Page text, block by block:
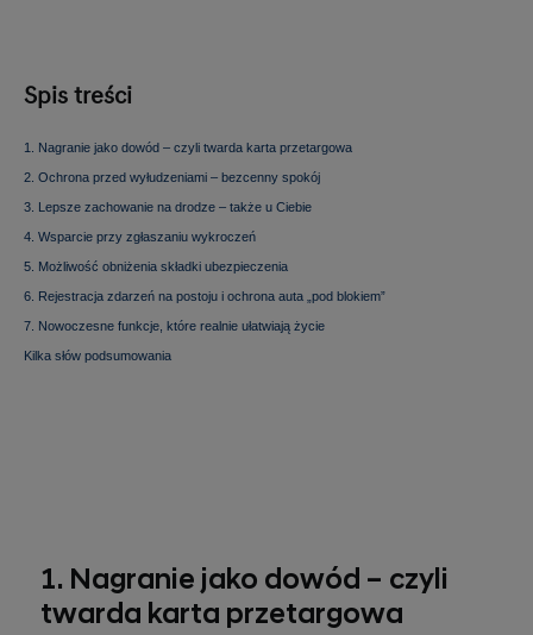
Spis treści
1. Nagranie jako dowód – czyli twarda karta przetargowa
2. Ochrona przed wyłudzeniami – bezcenny spokój
3. Lepsze zachowanie na drodze – także u Ciebie
4. Wsparcie przy zgłaszaniu wykroczeń
5. Możliwość obniżenia składki ubezpieczenia
6. Rejestracja zdarzeń na postoju i ochrona auta „pod blokiem”
7. Nowoczesne funkcje, które realnie ułatwiają życie
Kilka słów podsumowania
1. Nagranie jako dowód – czyli
twarda karta przetargowa